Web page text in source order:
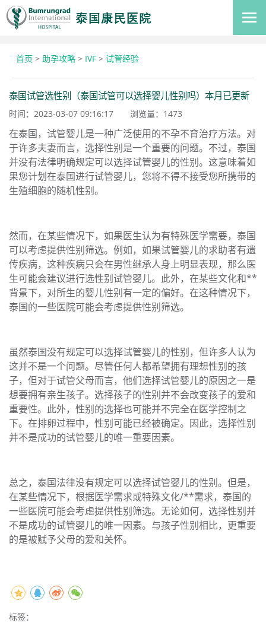
首页 > 助孕攻略 > IVF > 试管经验
泰国试管选性别（泰国试管可以选择婴儿性别吗）本月已更新
时间：2023-03-07 09:16:17 浏览量： 1473
在泰国，试管婴儿是一种广泛使用的不孕不育治疗方法。对
于许多夫妻而言，选择性别是一个重要的问题。不过，泰国
并没有法律明确规定可以选择试管婴儿的性别。这意味着如
果您计划在泰国进行试管婴儿，您将不得不接受您所携带的
生殖细胞的随机性别。
然而，在某些情况下，如果医生认为有特殊医学需要，泰国
可以考虑提供性别筛选。例如，如果试管婴儿的求助者有遗
传疾病，这种疾病只会在男性继承人身上明显表现，那么医
生可能会建议进行选性别试管婴儿。此外，在某些文化和**
背景下，对所生的婴儿性别有一定的偏好。在这种情况下，
泰国的一些医院可能会考虑提供性别筛选。
虽然泰国没有规定可以选择试管婴儿的性别，但许多人认为
这并不是一个问题。尽管任何人都希望拥有理想性别的孩
子，但对于试管父母而言，他们选择试管婴儿的原因之一是
想要拥有亲生孩子。选择孩子的性别并不会改变孩子的爱和
重要性。此外，性别的选择也可能并不完全在医学控制之
下。在排卵过程中，性别可能已经被确定。因此，选择性别
并不是成功的试管婴儿的唯一重要因素。
总之，泰国法律没有规定可以选择试管婴儿的性别。但是，
在某些情况下，根据医学需求或特殊文化/**需求，泰国的
一些医院可能会考虑提供性别筛选。无论如何，选择性别并
不是成功的试管婴儿的唯一因素。与孩子性别相比，更重要
的是被赋予父母的爱和关怀。
标签：